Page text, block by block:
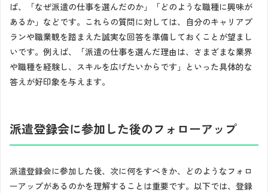
ば、「なぜ派遣の仕事を選んだのか」「どのような職種に興味が
あるか」などです。これらの質問に対しては、自分のキャリアプ
ランや職業観を踏まえた誠実な回答を準備しておくことが望まし
いです。例えば、「派遣の仕事を選んだ理由は、さまざまな業界
や職種を経験し、スキルを広げたいからです」といった具体的な
答えが好印象を与えます。
派遣登録会に参加した後のフォローアップ
派遣登録会に参加した後、次に何をすべきか、どのようなフォロ
ーアップがあるのかを理解することは重要です。以下では、登録